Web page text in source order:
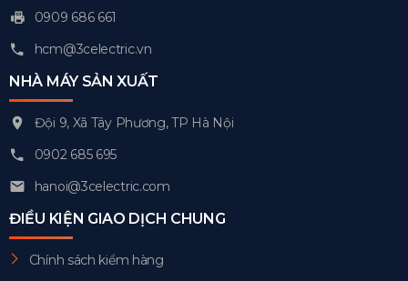
0909 686 661
hcm@3celectric.vn
NHÀ MÁY SẢN XUẤT
Đội 9, Xã Tây Phương, TP Hà Nội
0902 685 695
hanoi@3celectric.com
ĐIỀU KIỆN GIAO DỊCH CHUNG
Chính sách kiểm hàng